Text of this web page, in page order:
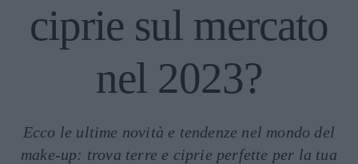
ciprie sul mercato
nel 2023?
Ecco le ultime novità e tendenze nel mondo del
make-up: trova terre e ciprie perfette per la tua